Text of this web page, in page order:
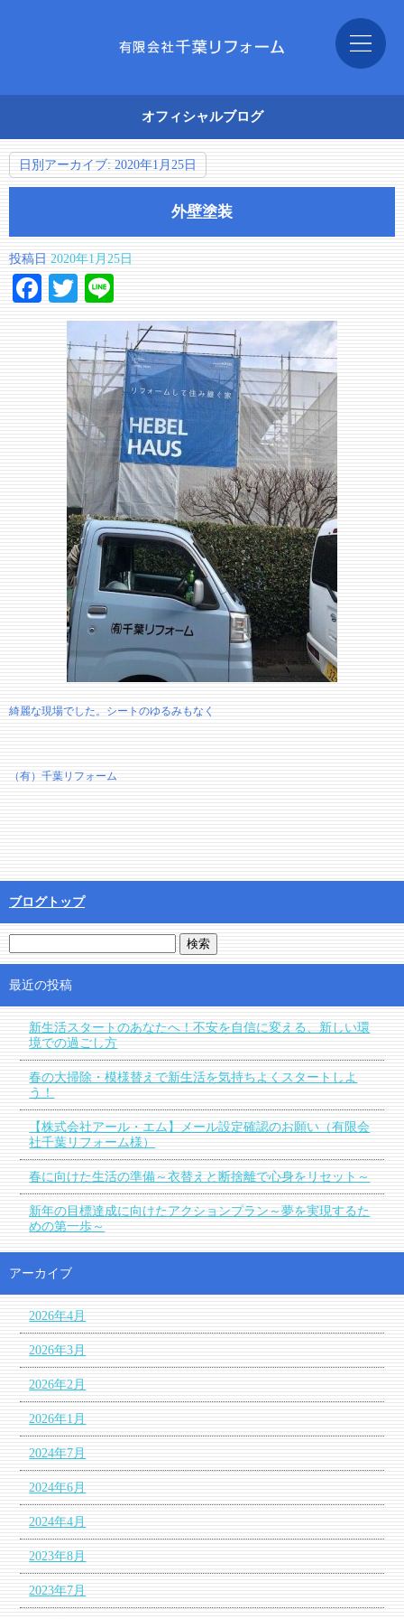
オフィシャルブログ
日別アーカイブ: 2020年1月25日
外壁塗装
投稿日 2020年1月25日
Facebook
Twitter
綺麗な現場でした。シートのゆるみもなく
（有）千葉リフォーム
ブログトップ
最近の投稿
新生活スタートのあなたへ！不安を自信に変える、新しい環
境での過ごし方
春の大掃除・模様替えで新生活を気持ちよくスタートしよ
う！
【株式会社アール・エム】メール設定確認のお願い（有限会
社千葉リフォーム様）
春に向けた生活の準備～衣替えと断捨離で心身をリセット～
新年の目標達成に向けたアクションプラン～夢を実現するた
めの第一歩～
アーカイブ
2026年4月
2026年3月
2026年2月
2026年1月
2024年7月
2024年6月
2024年4月
2023年8月
2023年7月